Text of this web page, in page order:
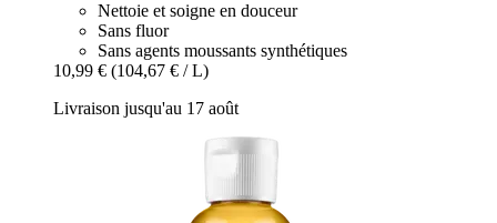
Nettoie et soigne en douceur
Sans fluor
Sans agents moussants synthétiques
10,99 € (104,67 € / L)
Livraison jusqu'au 17 août